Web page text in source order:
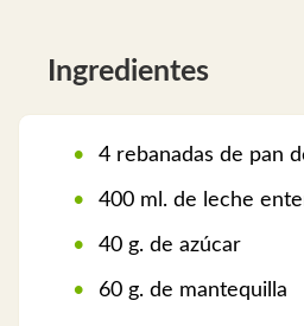
Ingredientes
4 rebanadas de pan
400 ml. de leche
40 g. de azúcar
60 g. de mantequilla